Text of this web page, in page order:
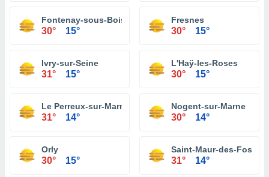
Fontenay-sous-Bois
30° 15°
Fresnes
30° 15°
Ivry-sur-Seine
31° 15°
L'Haÿ-les-Roses
30° 15°
Le Perreux-sur-Marne
31° 14°
Nogent-sur-Marne
30° 14°
Orly
30° 15°
Saint-Maur-des-Fossés
31° 14°